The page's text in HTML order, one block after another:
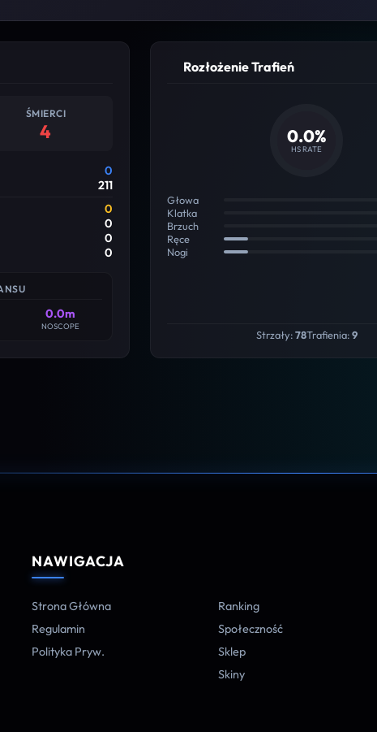
ŚMIERCI
4
0
211
0
0
0
0
0.0m
NOSCOPE
Rozłożenie Trafień
0.0%
HS RATE
Głowa
Klatka
Brzuch
Ręce
Nogi
Strzały:78Trafienia:9
NAWIGACJA
Strona Główna
Regulamin
Polityka Pryw.
Ranking
Społeczność
Sklep
Skiny